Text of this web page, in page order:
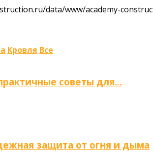
data/www/academy-
Кровля Все
советы для…
защита от огня и дыма